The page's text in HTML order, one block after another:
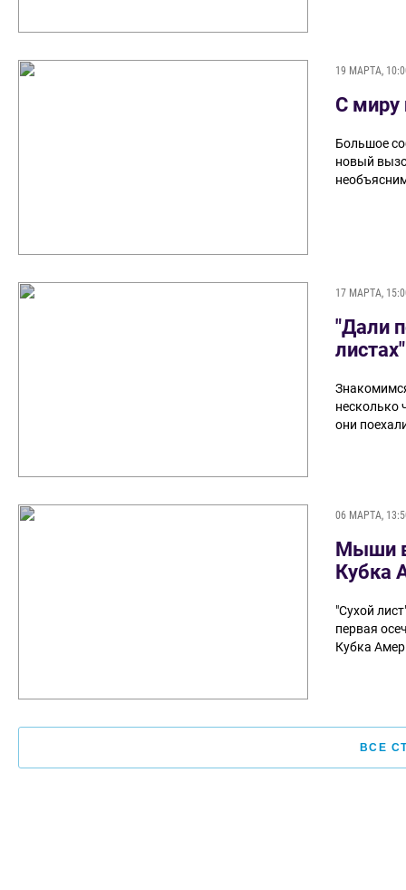
19 МАРТА,
С миру
Большое
новый
17 МАРТА,
"Дали
несколько
они
06 МАРТА,
Мыши в
Кубка
"Сухой
первая
Кубка
ВСЕ